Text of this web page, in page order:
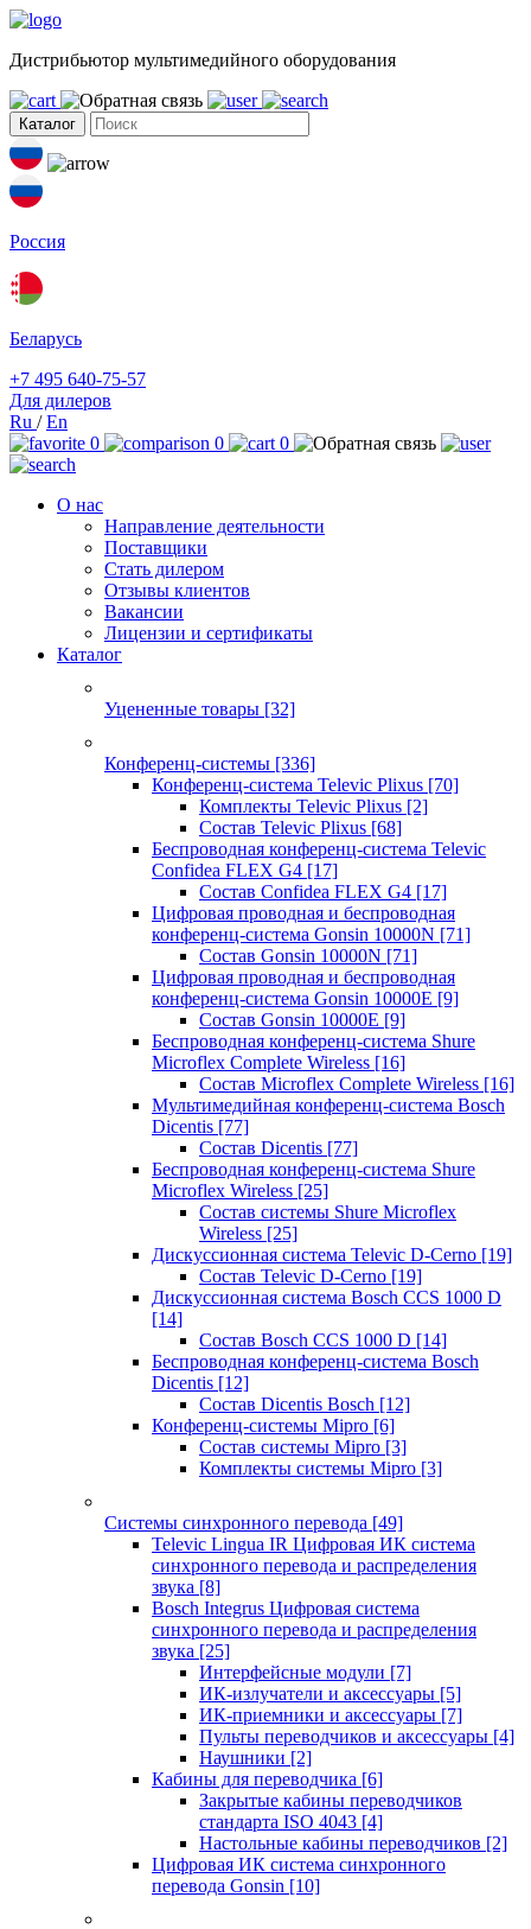
Дистрибьютор мультимедийного оборудования
Каталог
Россия
Беларусь
+7 495 640-75-57
Для дилеров
Ru /En
0
0 0
О нас
Направление деятельности
Поставщики
Стать дилером
Отзывы клиентов
Вакансии
Лицензии и сертификаты
Каталог
Уцененные товары [32]
Конференц-системы [336]
Конференц-система Televic Plixus [70]
Комплекты Televic Plixus [2]
Состав Televic Plixus [68]
Беспроводная конференц-система Televic
Confidea FLEX G4 [17]
Состав Confidea FLEX G4 [17]
Цифровая проводная и беспроводная
конференц-система Gonsin 10000N [71]
Состав Gonsin 10000N [71]
Цифровая проводная и беспроводная
конференц-система Gonsin 10000E [9]
Состав Gonsin 10000E [9]
Беспроводная конференц-система Shure
Microflex Complete Wireless [16]
Состав Microflex Complete Wireless [16]
Мультимедийная конференц-система Bosch
Dicentis [77]
Состав Dicentis [77]
Беспроводная конференц-система Shure
Microflex Wireless [25]
Состав системы Shure Microflex
Wireless [25]
Дискуссионная система Televic D-Cerno [19]
Состав Televic D-Cerno [19]
Дискуссионная система Bosch CCS 1000 D
[14]
Состав Bosch CCS 1000 D [14]
Беспроводная конференц-система Bosch
Dicentis [12]
Состав Dicentis Bosch [12]
Конференц-системы Mipro [6]
Состав системы Mipro [3]
Комплекты системы Mipro [3]
Системы синхронного перевода [49]
Televic Lingua IR Цифровая ИК система
синхронного перевода и распределения
звука [8]
Bosch Integrus Цифровая система
синхронного перевода и распределения
звука [25]
Интерфейсные модули [7]
ИК-излучатели и аксессуары [5]
ИК-приемники и аксессуары [7]
Пульты переводчиков и аксессуары [4]
Наушники [2]
Кабины для переводчика [6]
Закрытые кабины переводчиков
стандарта ISO 4043 [4]
Настольные кабины переводчиков [2]
Цифровая ИК система синхронного
перевода Gonsin [10]